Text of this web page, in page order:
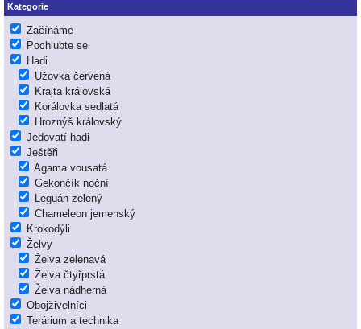
Kategorie
Začínáme
Pochlubte se
Hadi
Užovka červená
Krajta královská
Korálovka sedlatá
Hroznýš královský
Jedovatí hadi
Ještěři
Agama vousatá
Gekončík noční
Leguán zelený
Chameleon jemenský
Krokodýli
Želvy
Želva zelenavá
Želva čtyřprstá
Želva nádherná
Obojživelníci
Terárium a technika